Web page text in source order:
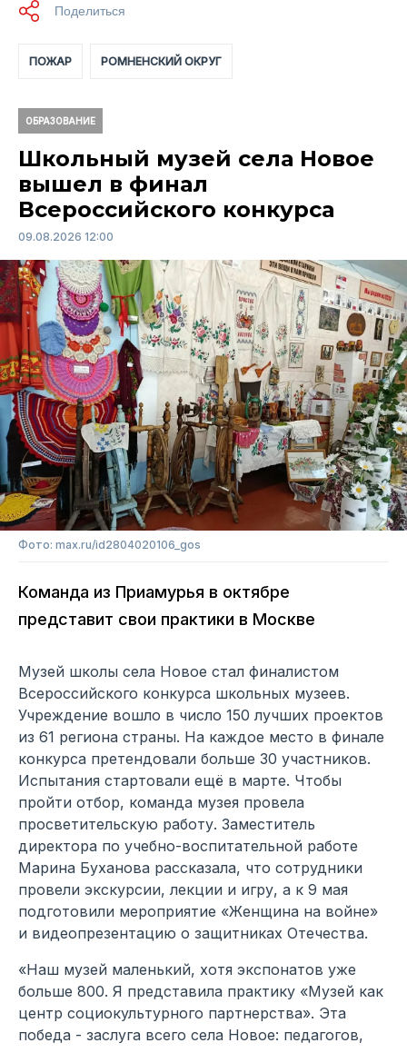
ПОЖАР РОМНЕНСКИЙ ОКРУГ
ОБРАЗОВАНИЕ
Школьный музей села Новое
вышел в финал
Всероссийского конкурса
09.08.2026 12:00
Фото: max.ru/id2804020106_gos
Команда из Приамурья в октябре
представит свои практики в Москве
Музей школы села Новое стал финалистом
Всероссийского конкурса школьных музеев.
Учреждение вошло в число 150 лучших проектов
из 61 региона страны. На каждое место в финале
конкурса претендовали больше 30 участников.
Испытания стартовали ещё в марте. Чтобы
пройти отбор, команда музея провела
просветительскую работу. Заместитель
директора по учебно-воспитательной работе
Марина Буханова рассказала, что сотрудники
провели экскурсии, лекции и игру, а к 9 мая
подготовили мероприятие «Женщина на войне»
и видеопрезентацию о защитниках Отечества.
«Наш музей маленький, хотя экспонатов уже
больше 800. Я представила практику «Музей как
центр социокультурного партнерства». Эта
победа - заслуга всего села Новое: педагогов,